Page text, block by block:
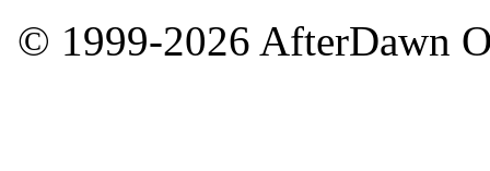
© 1999-2026 AfterDawn